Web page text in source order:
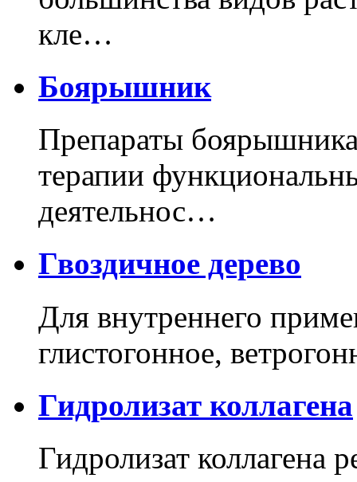
кле…
Боярышник
Препараты
терапии
деятельнос…
Гвоздичное дерево
Для внутреннего
глистогонное,
Гидролизат коллагена
Гидролизат коллагена